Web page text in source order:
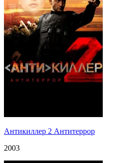
Антикиллер 2 Антитеррор
2003